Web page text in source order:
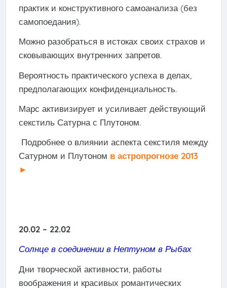
практик и конструктивного самоанализа (без
самопоедания).
Можно разобраться в истоках своих страхов и
сковывающих внутренних запретов.
Вероятность практического успеха в делах,
предполагающих конфиденциальность.
Марс активизирует и усиливает действующий
секстиль Сатурна с Плутоном.
Подробнее о влиянии аспекта секстиля между
Сатурном и Плутоном в астропрогнозе 2013
►
20.02 – 22.02
Солнце в соединении в Нептуном в Рыбах
Дни творческой активности, работы
воображения и красивых романтических